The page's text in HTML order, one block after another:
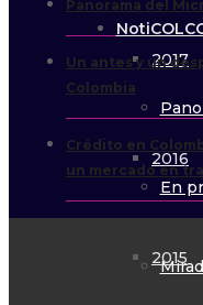
En
2017
2016
2015
Panorama del
Un antes y un
Colombia
Crédito en
un mercado en